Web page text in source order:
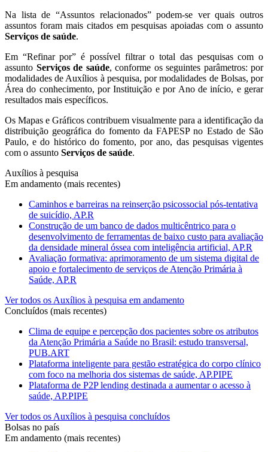
Na lista de “Assuntos relacionados” podem-se ver quais outros
assuntos foram mais citados em pesquisas apoiadas com o assunto
Serviços de saúde.
Em “Refinar por” é possível filtrar o total das pesquisas com o
assunto Serviços de saúde, conforme os seguintes parâmetros: por
modalidades de Auxílios à pesquisa, por modalidades de Bolsas, por
Área do conhecimento, por Instituição e por Ano de início, e gerar
resultados mais específicos.
Os Mapas e Gráficos contribuem visualmente para a identificação da
distribuição geográfica do fomento da FAPESP no Estado de São
Paulo, e do histórico do fomento, por ano, das pesquisas vigentes
com o assunto Serviços de saúde.
Auxílios à pesquisa
Em andamento (mais recentes)
Caminhos e barreiras na reinserção psicossocial pós-tentativa
de suicídio, AP.R
Construção de um banco de dados multicêntrico para o
desenvolvimento de ferramentas de baixo custo para avaliação
da densidade mineral óssea com inteligência artificial, AP.R
Avaliação formativa: aprimoramento de um sistema digital de
apoio e fortalecimento de serviços de Atenção Primária à
Saúde, AP.R
Ver todos os Auxílios à pesquisa em andamento
Concluídos (mais recentes)
Clima de equipe e percepção dos pacientes sobre os atributos
da Atenção Primária a Saúde no Brasil: estudo transversal,
PUB.ART
Plataforma inteligente para gestão estratégica do corpo clínico
com foco na melhoria dos sistemas de saúde, AP.PIPE
Plataforma de P2P lending destinada a aumentar o acesso à
saúde, AP.PIPE
Ver todos os Auxílios à pesquisa concluídos
Bolsas no país
Em andamento (mais recentes)